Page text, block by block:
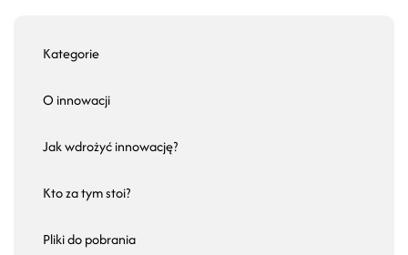
Kategorie
O innowacji
Jak wdrożyć innowację?
Kto za tym stoi?
Pliki do pobrania